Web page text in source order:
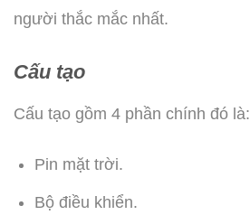
người thắc mắc nhất.
Cấu tạo
Cấu tạo gồm 4 phần chính đó là:
Pin mặt trời.
Bộ điều khiển.